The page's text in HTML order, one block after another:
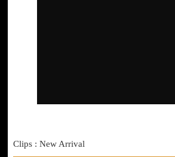
Clips : New Arrival